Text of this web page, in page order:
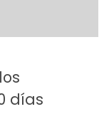
días